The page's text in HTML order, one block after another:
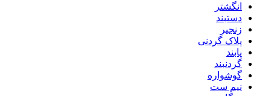
انگشتر
دستبند
زنجیر
پلاک گردنی
پابند
گردنبند
گوشواره
نیم ست